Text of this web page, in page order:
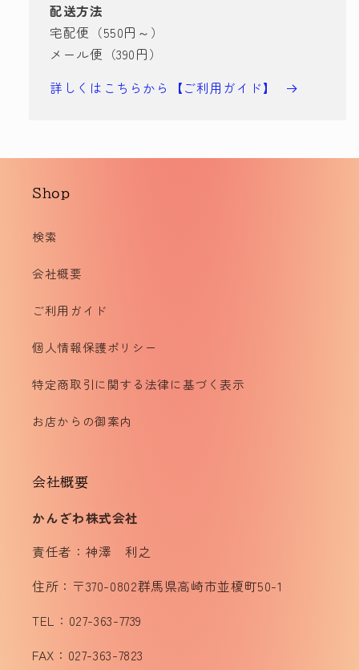
配送方法
宅配便（550円～）
メール便（390円）
詳しくはこちらから【ご利用ガイド】
Shop
検索
会社概要
ご利用ガイド
個人情報保護ポリシー
特定商取引に関する法律に基づく表示
お店からの御案内
会社概要
かんざわ株式会社
責任者：神澤 利之
住所：〒370-0802群馬県高崎市並榎町50-1
TEL：027-363-7739
FAX：027-363-7823